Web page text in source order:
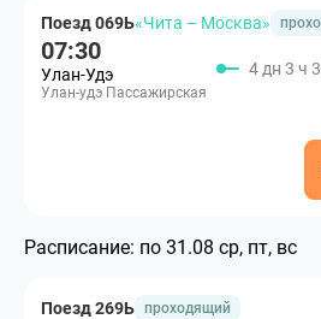
Поезд 069Ь«Чита – Москва»
07:30
Улан-Удэ
Улан-удэ Пассажирская
4 дн 3 ч
Расписание: по 31.08 ср, пт, вс
Поезд 269Ь проходящий